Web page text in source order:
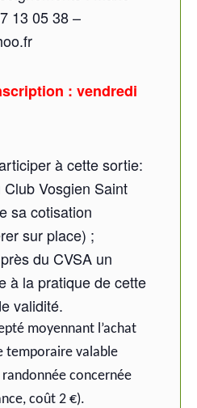
13 05 38 –
: vendredi
à cette sortie:
Vosgien Saint
sa cotisation
sur place) ;
du CVSA un
à la pratique de cette
validité.
moyennant l’achat
temporaire valable
concernée
coût 2 €).